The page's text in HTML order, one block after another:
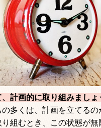
計画的に取り組みましょ
多くは、計画を立てる
組むとき、この状態が無